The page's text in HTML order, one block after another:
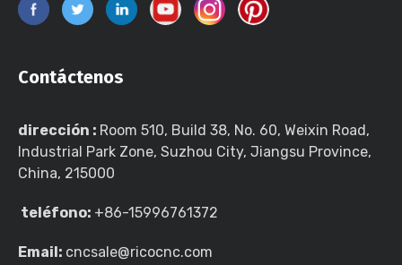
Contáctenos
dirección : Room 510, Build 38, No. 60, Weixin Road,
Industrial Park Zone, Suzhou City, Jiangsu Province,
China, 215000
teléfono: +86-15996761372
Email: cncsale@ricocnc.com